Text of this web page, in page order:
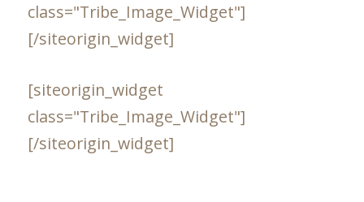
class="Tribe_Image_Widget"]
[/siteorigin_widget]
[siteorigin_widget
class="Tribe_Image_Widget"]
[/siteorigin_widget]